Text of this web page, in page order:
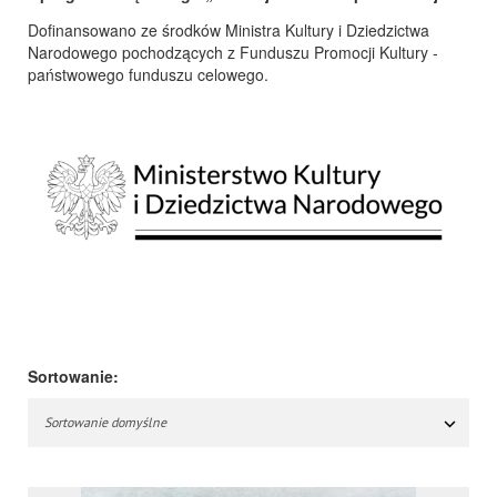
Dofinansowano ze środków Ministra Kultury i Dziedzictwa
Narodowego pochodzących z Funduszu Promocji Kultury -
państwowego funduszu celowego.
Sortowanie:
Sortowanie domyślne